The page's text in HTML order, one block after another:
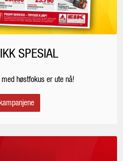
SPESIAL
høstfokus er ute nå!